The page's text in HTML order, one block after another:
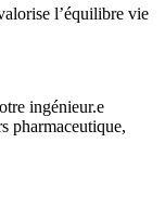
l’équilibre vie
ingénieur.e
pharmaceutique,